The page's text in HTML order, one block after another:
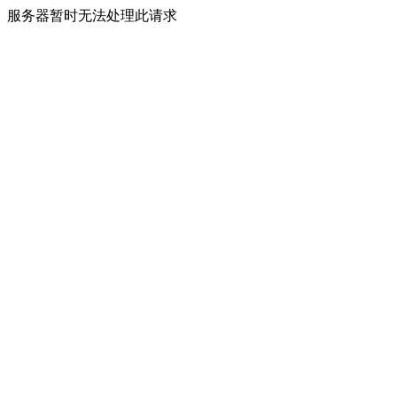
服务器暂时无法处理此请求